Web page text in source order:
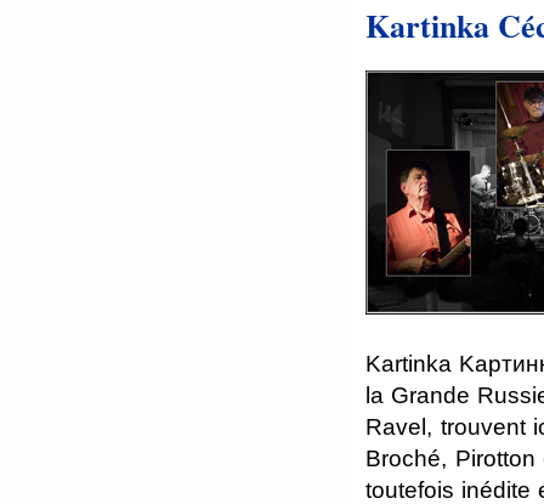
Kartinka
Kartinka
la Grande
Ravel, trouvent
Broché,
toutefois inédite